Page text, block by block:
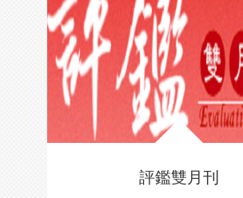
評鑑雙月刊